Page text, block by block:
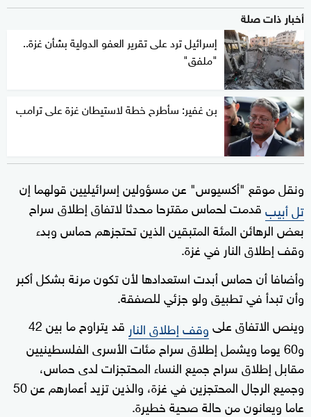
أخبار ذات صلة
إسرائيل ترد على تقرير العفو الدولية بشأن غزة..
"ملفق"
بن غفير: سأطرح خطة لاستيطان غزة على ترامب
ونقل موقع "أكسيوس" عن مسؤولين إسرائيليين قولهما إن
تل أبيبقدمت لحماس مقترحا محدثا لاتفاق إطلاق سراح
بعض الرهائن المئة المتبقين الذين تحتجزهم حماس وبدء
وقف إطلاق النار في غزة.
وأضافا أن حماس أبدت استعدادها لأن تكون مرنة بشكل أكبر
وأن تبدأ في تطبيق ولو جزئي للصفقة.
وينص الاتفاق علىوقف إطلاق النار
قد يتراوح ما بين 42
و60 يوما ويشمل إطلاق سراح مئات الأسرى الفلسطينيين
مقابل إطلاق سراح جميع النساء المحتجزات لدى حماس،
وجميع الرجال المحتجزين في غزة، والذين تزيد أعمارهم عن 50
عاما ويعانون من حالة صحية خطيرة.